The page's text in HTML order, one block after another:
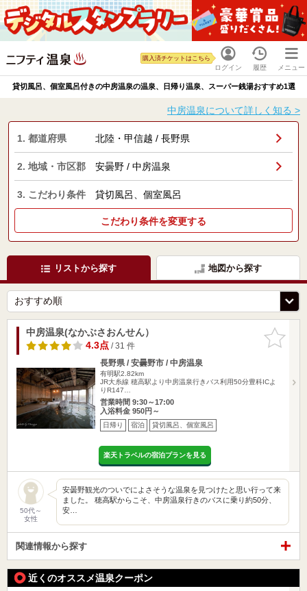
ログイン
購入済チケットはこちら
履歴 メニュー
貸切風呂、個室風呂付きの中房温泉の温泉、日帰り温泉、スーパー銭湯おすすめ1選
中房温泉について詳しく知る >
1. 都道府県 北陸・甲信越 / 長野県
2. 地域・市区郡 安曇野 / 中房温泉
3. こだわり条件 貸切風呂、個室風呂
こだわり条件を変更する
リストから探す 地図から探す
お気に入
りに追加
中房温泉(なかぶさおんせん）
4.3点/ 31 件
長野県 / 安曇野市 / 中房温泉
有明駅2.82km
JR大糸線 穂高駅より中房温泉行きバス利用50分豊科ICよ
りR147…
営業時間 9:30～17:00
入浴料金 950円～
日帰り 宿泊 貸切風呂、個室風呂
楽天トラベルの宿泊プランを見る
50代～
女性
安曇野観光のついでによさそうな温泉を見つけたと思い行って来
ました。 穂高駅からこそ、中房温泉行きのバスに乗り約50分、
安…
関連情報から探す
近くのオススメ温泉クーポン